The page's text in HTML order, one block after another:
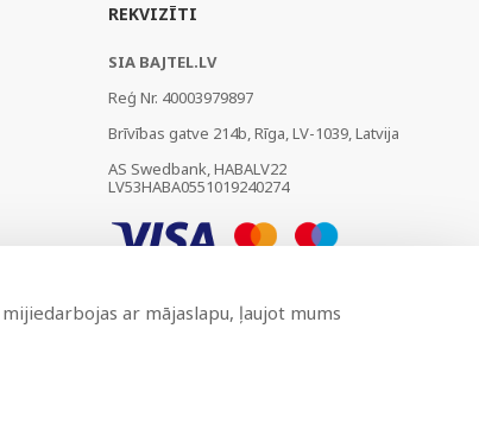
REKVIZĪTI
SIA BAJTEL.LV
Reģ Nr. 40003979897
Brīvības gatve 214b, Rīga, LV-1039, Latvija
AS Swedbank, HABALV22
LV53HABA0551019240274
ar mājaslapu, ļaujot mums